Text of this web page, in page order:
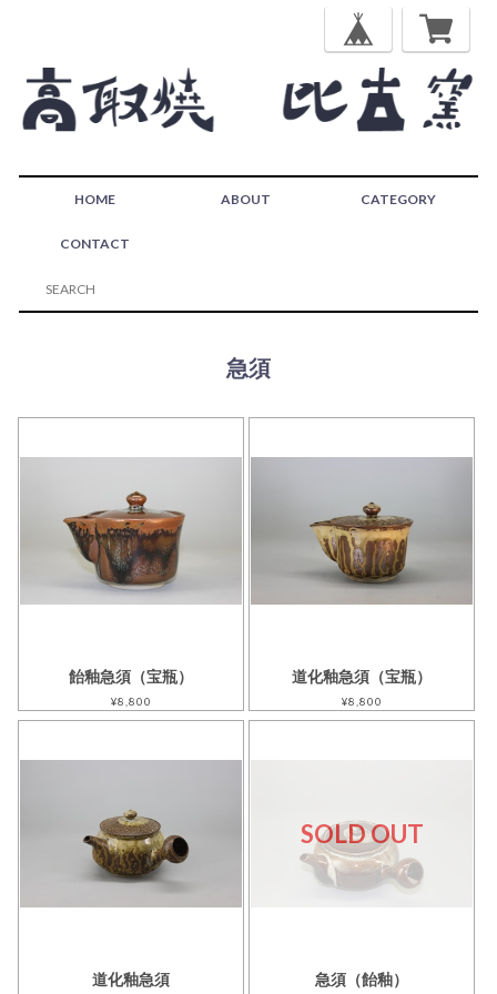
HOME ABOUT CATEGORY
CONTACT
急須
飴釉急須（宝瓶）
¥8,800
道化釉急須（宝瓶）
¥8,800
道化釉急須
SOLD OUT
急須（飴釉）